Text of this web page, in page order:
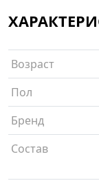
Возраст
Пол
Бренд
Состав